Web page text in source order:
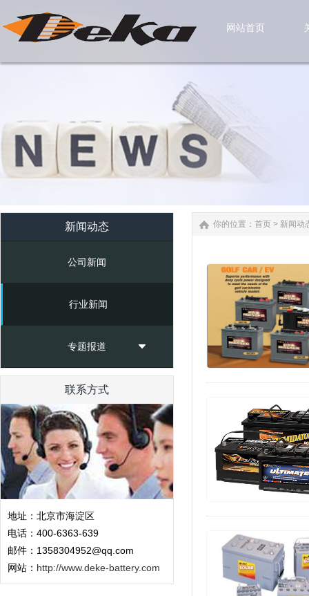
网站首页
新闻动态
公司新闻
行业新闻
专题报道
联系方式
地址：北京市海淀区
电话：400-6363-639
邮件：1358304952@qq.com
网站： http://www.deke-battery.com
你的位置： 首页 > 新闻动